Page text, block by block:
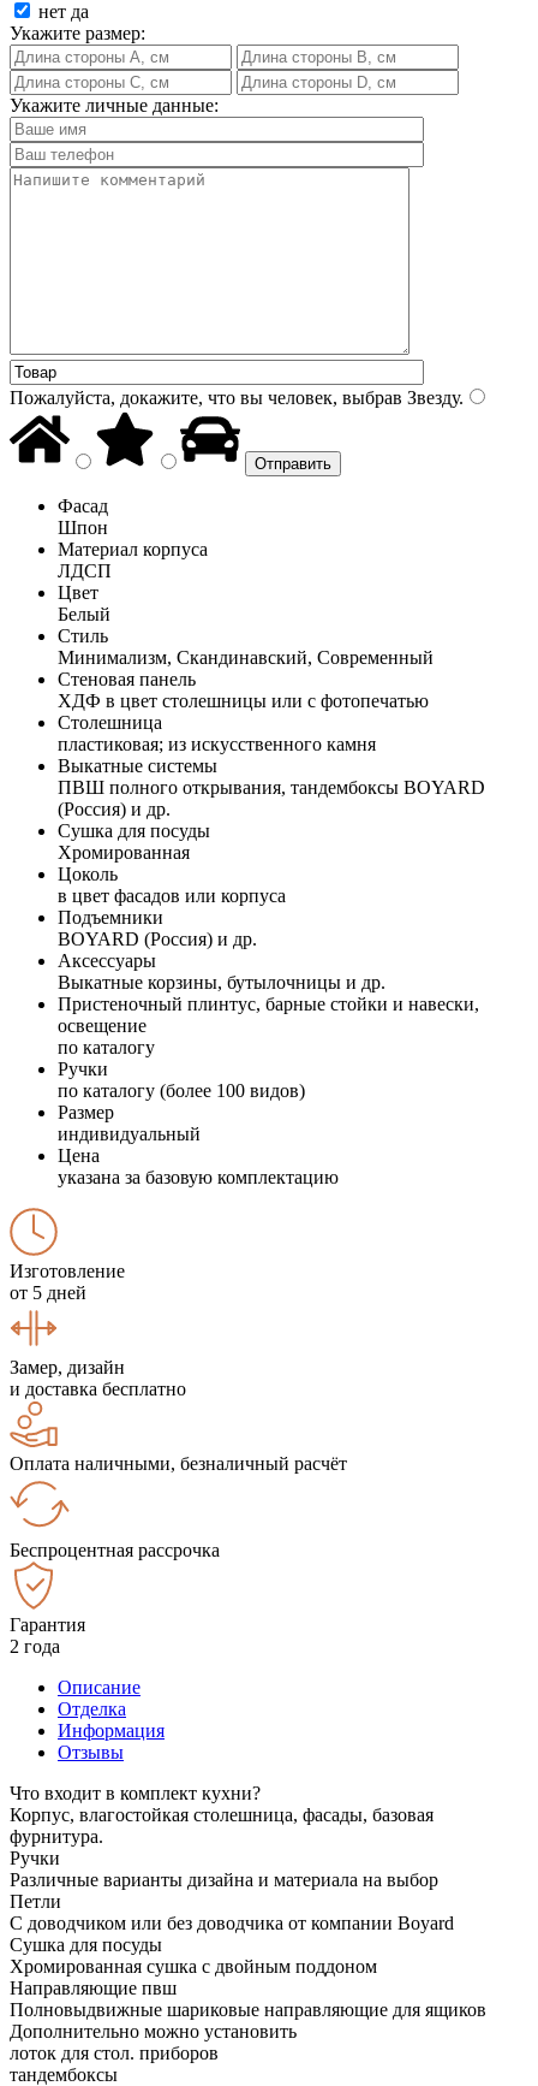
нет да
Укажите размер:
Укажите личные данные:
Пожалуйста, докажите, что вы человек, выбрав Звезду.
Фасад
Шпон
Материал корпуса
ЛДСП
Цвет
Белый
Стиль
Минимализм, Скандинавский, Современный
Стеновая панель
ХДФ в цвет столешницы или с фотопечатью
Столешница
пластиковая; из искусственного камня
Выкатные системы
ПВШ полного открывания, тандембоксы BOYARD
(Россия) и др.
Сушка для посуды
Хромированная
Цоколь
в цвет фасадов или корпуса
Подъемники
BOYARD (Россия) и др.
Аксессуары
Выкатные корзины, бутылочницы и др.
Пристеночный плинтус, барные стойки и навески,
освещение
по каталогу
Ручки
по каталогу (более 100 видов)
Размер
индивидуальный
Цена
указана за базовую комплектацию
Изготовление
от 5 дней
Замер, дизайн
и доставка бесплатно
Оплата наличными, безналичный расчёт
Беспроцентная рассрочка
Гарантия
2 года
Описание
Отделка
Информация
Отзывы
Что входит в комплект кухни?
Корпус, влагостойкая столешница, фасады, базовая
фурнитура.
Ручки
Различные варианты дизайна и материала на выбор
Петли
С доводчиком или без доводчика от компании Boyard
Сушка для посуды
Хромированная сушка с двойным поддоном
Направляющие пвш
Полновыдвижные шариковые направляющие для ящиков
Дополнительно можно установить
лоток для стол. приборов
тандембоксы